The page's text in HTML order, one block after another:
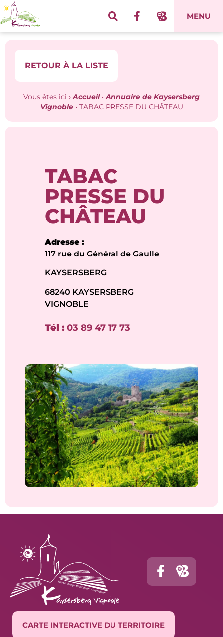
MENU
RETOUR À LA LISTE
Vous êtes ici › Accueil• Annuaire de Kaysersberg
Vignoble• TABAC PRESSE DU CHÂTEAU
TABAC
PRESSE DU
CHÂTEAU
Adresse :
117 rue du Général de Gaulle
KAYSERSBERG
68240 KAYSERSBERG
VIGNOBLE
Tél : 03 89 47 17 73
CARTE INTERACTIVE DU TERRITOIRE
Panneau de gestion des cookies